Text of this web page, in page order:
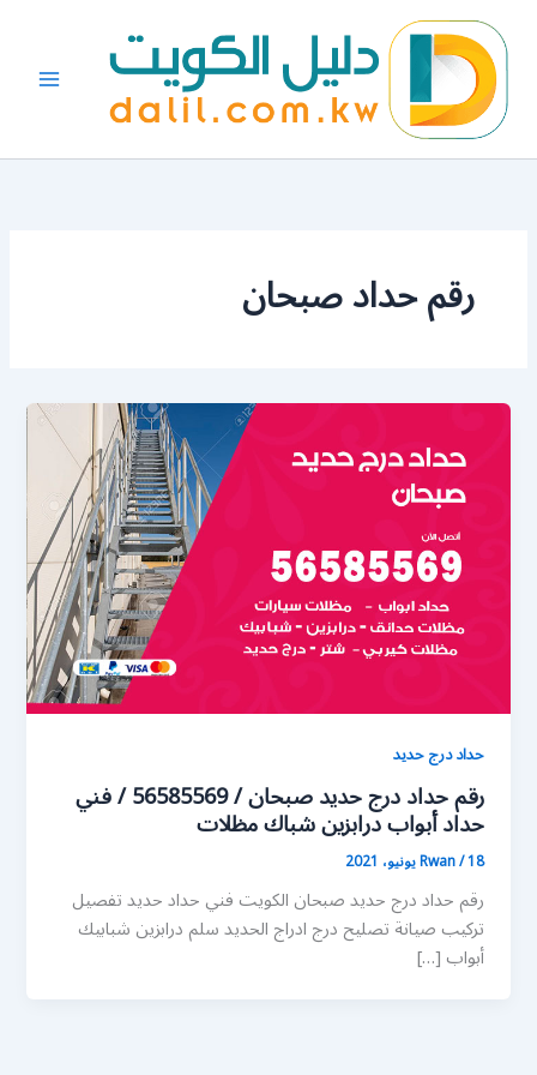
المحتوى
رقم حداد صبحان
حداد درج حديد
رقم حداد درج حديد صبحان / 56585569 / فني
حداد أبواب درابزين شباك مظلات
Rwan/18 يونيو، 2021
رقم حداد درج حديد صبحان الكويت فني حداد حديد تفصيل
تركيب صيانة تصليح درج ادراج الحديد سلم درابزين شبابيك
أبواب […]